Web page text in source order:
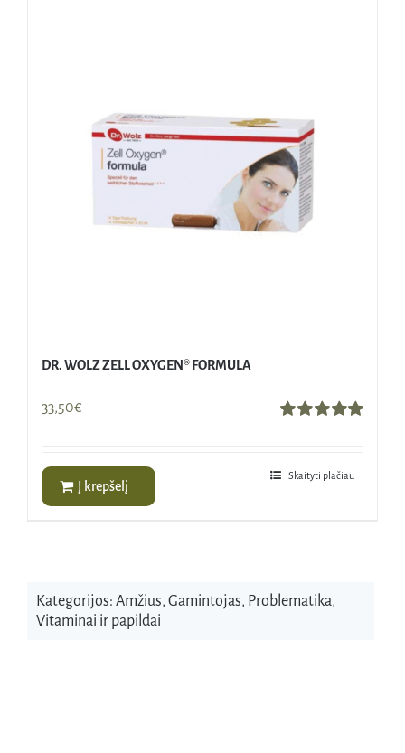
DR. WOLZ ZELL OXYGEN® FORMULA
33,50€
Į krepšelį
Skaityti plačiau
Kategorijos: Amžius, Gamintojas, Problematika,
Vitaminai ir papildai